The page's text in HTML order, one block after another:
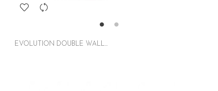
EVOLUTION DOUBLE WALL...